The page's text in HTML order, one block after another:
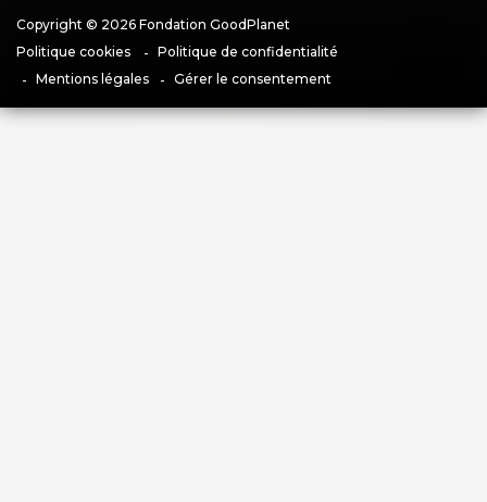
Copyright © 2026 Fondation GoodPlanet
Politique cookies
Politique de confidentialité
Mentions légales
Gérer le consentement